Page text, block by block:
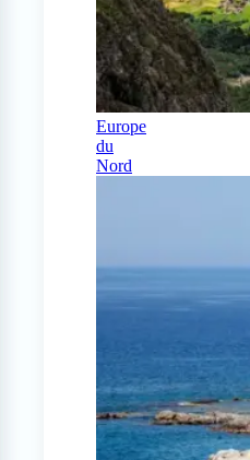
Europe
du
Nord